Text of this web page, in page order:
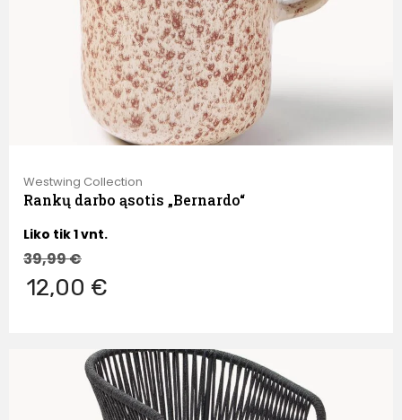
Westwing Collection
Rankų darbo ąsotis „Bernardo“
Liko tik 1 vnt.
39,99€
12,00 €